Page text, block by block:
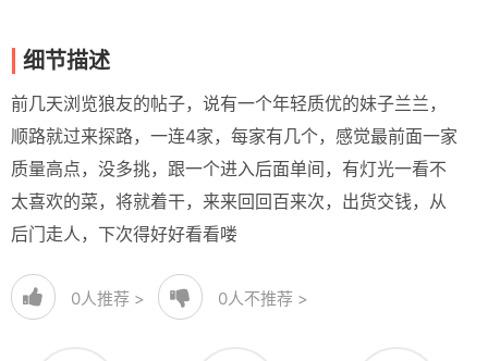
细节描述
前几天浏览狼友的帖子，说有一个年轻质优的妹子兰兰，
顺路就过来探路，一连4家，每家有几个，感觉最前面一家
质量高点，没多挑，跟一个进入后面单间，有灯光一看不
太喜欢的菜，将就着干，来来回回百来次，出货交钱，从
后门走人，下次得好好看看喽
0人推荐 > 0人不推荐 >